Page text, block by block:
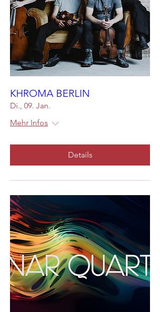
KHROMA BERLIN
Di., 09. Jan.
Mehr Infos
Details